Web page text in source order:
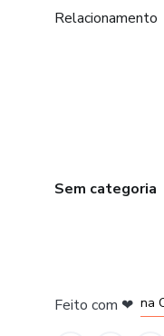
Relacionamento
Sem categoria
Feito com ❤ na